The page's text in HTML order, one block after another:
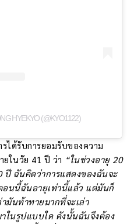
HYEKYO (@KYO1122)
รได้รับการยอมรับของความ
ยในวัย 41 ปี ว่า “ในช่วงอายุ 20
ฉันคิดว่าการแสดงของฉันจะ
อนนี้ฉันอายุเท่านี้แล้ว แต่มันก็
มันท้าทายมากที่จะเล่า
ในรูปแบบใด ดังนั้นฉันจึงต้อง